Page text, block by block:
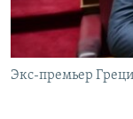
ПОБЕДИТЕЛЕЙ НЕ
ELIFBE
ПРИСОЕДИНЯЙТЕСЬ!
Экс-премьер